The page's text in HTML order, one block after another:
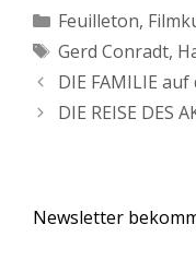
Kategorien
Feuilleton,
Schlagwörter
Gerd Conradt,
DIE FAMILIE
DIE REISE DES
Newsletter